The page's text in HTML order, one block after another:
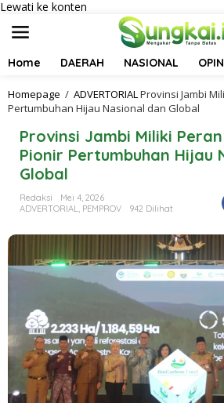
Lewati ke konten
Home DAERAH NASIONAL
Homepage / ADVERTORIALProvinsi Jambi
Pertumbuhan Hijau Nasional dan Global
Provinsi Jambi Miliki
Pionir Pertumbuhan Hijau
Global
Redaksi
Mei 4, 2026
ADVERTORIAL, PEMPROV 942 Dilihat